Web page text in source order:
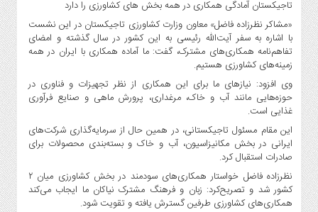
تاجیکستان آمادگی همکاری در همه بخش های کشاورزی را دارد
«مشاکر نظرزاده فاضل» معاون وزارت کشاورزی تاجیکستان در این نشست
با اشاره به سفر آیت‌الله رئیسی به این کشور در سال گذشته و امضای
تفاهم‌نامه همکاری‌های مشترک، گفت: ما آماده همکاری با ایران در همه
زمینه‌های کشاورزی هستیم.
وی افزود: نیازهای ما برای این همکاری از نظر تجهیزات و فناوری در
حوزه‌هایی مانند آب و خاک، مرغداری، پرورش ماهی و صنایع فرآوری
غذایی است.
این مقام مسئول تاجیکستانی، در همین حال از سرمایه‌گذاری شرکت‌های
ایرانی در بخش مکانیزاسیون، آب و خاک و بسته‌بندی محصولات برای
صادرات استقبال کرد.
نظرزاده فاضل خواستار همکاری‌های سودمند در بخش کشاورزی میان ۲
کشور شد و تصریح‌کرد: زبان و فرهنگ مشترک نیاکان ما ایجاب می‌کند
همکاری‌های کشاورزی طرفین گسترش یافته و تقویت شود.